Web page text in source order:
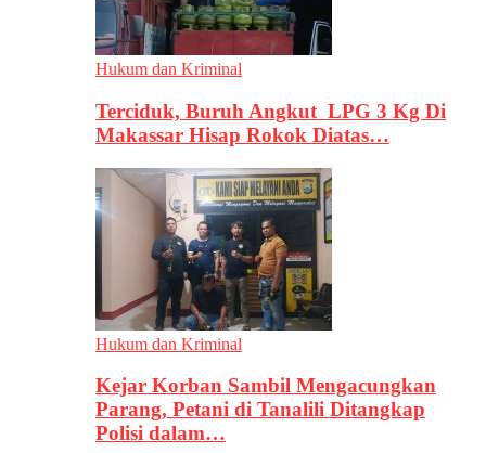
Hukum dan Kriminal
Terciduk, Buruh Angkut LPG 3 Kg Di
Makassar Hisap Rokok Diatas…
Hukum dan Kriminal
Kejar Korban Sambil Mengacungkan
Parang, Petani di Tanalili Ditangkap
Polisi dalam…